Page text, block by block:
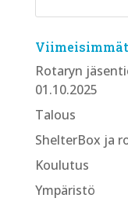
Rotaryn
01.10.2025
Talous
ShelterBox ja
Koulutus
Ympäristö